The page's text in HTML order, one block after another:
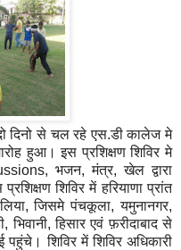
दो दिनो से चल रहे एस.डी कालेज मे
हुआ। इस प्रशिक्षण शिविर मे
भजन, मंत्र, खेल द्वारा
शिविर में हरियाणा प्रांत
जिसमे पंचकूला, यमुनानगर,
भिवानी, हिसार एवं फ़रीदाबाद से
शिविर में शिविर अधिकारी